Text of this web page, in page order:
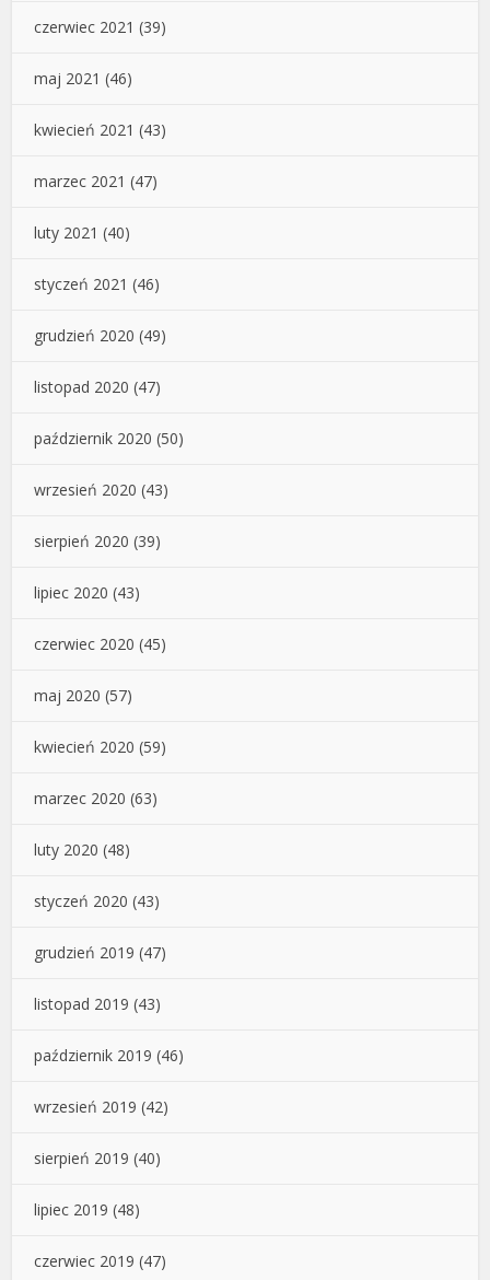
czerwiec 2021 (39)
maj 2021 (46)
kwiecień 2021 (43)
marzec 2021 (47)
luty 2021 (40)
styczeń 2021 (46)
grudzień 2020 (49)
listopad 2020 (47)
październik 2020 (50)
wrzesień 2020 (43)
sierpień 2020 (39)
lipiec 2020 (43)
czerwiec 2020 (45)
maj 2020 (57)
kwiecień 2020 (59)
marzec 2020 (63)
luty 2020 (48)
styczeń 2020 (43)
grudzień 2019 (47)
listopad 2019 (43)
październik 2019 (46)
wrzesień 2019 (42)
sierpień 2019 (40)
lipiec 2019 (48)
czerwiec 2019 (47)